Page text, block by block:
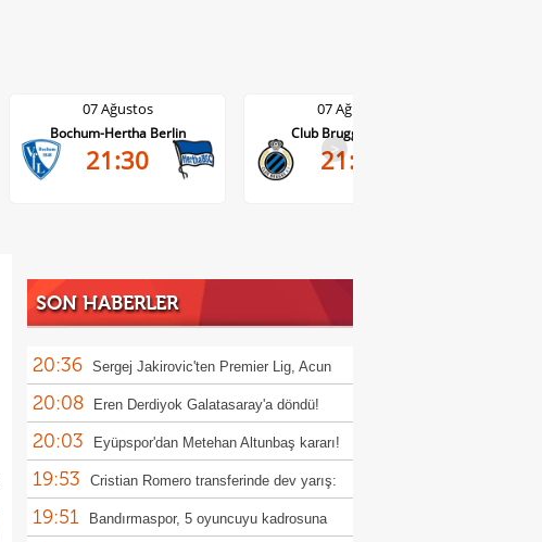
07 Ağustos
Club Brugge-Kortrijk
21:45
07 Ağustos
Altach-WSG Tirol
1-1
>
SON HABERLER
20:36 Sergej Jakirovic'ten Premier Lig, Acun
Ilıcalı ve Türkiye açıklaması!
20:08 Eren Derdiyok Galatasaray'a döndü!
20:03 Eyüpspor'dan Metehan Altunbaş kararı!
19:53 Cristian Romero transferinde dev yarış:
Inter, Atletico Madrid ve Arsenal
19:51 Bandırmaspor, 5 oyuncuyu kadrosuna